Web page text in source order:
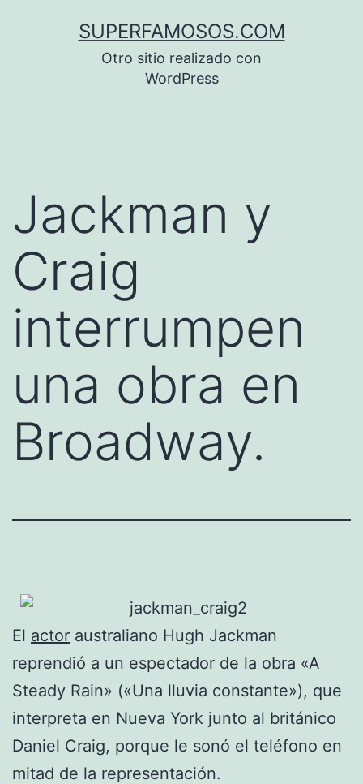
SUPERFAMOSOS.COM
Otro sitio realizado con
WordPress
Jackman y
Craig
interrumpen
una obra en
Broadway.
El actor australiano Hugh Jackman
reprendió a un espectador de la obra «A
Steady Rain» («Una lluvia constante»), que
interpreta en Nueva York junto al británico
Daniel Craig, porque le sonó el teléfono en
mitad de la representación.